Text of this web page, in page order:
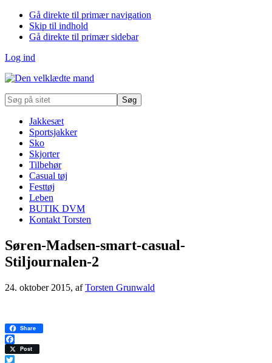
Gå direkte til primær navigation
Skip til indhold
Gå direkte til primær sidebar
Log ind
Søg
på
Jakkesæt
Sportsjakker
Sko
Skjorter
Tilbehør
Casual tøj
Festtøj
Leben
BUTIK DVM
Kontakt Torsten
Søren-Madsen-smart-casual-
Stiljournalen-2
24. oktober 2015, afTorsten Grunwald
Share
Facebook
Post